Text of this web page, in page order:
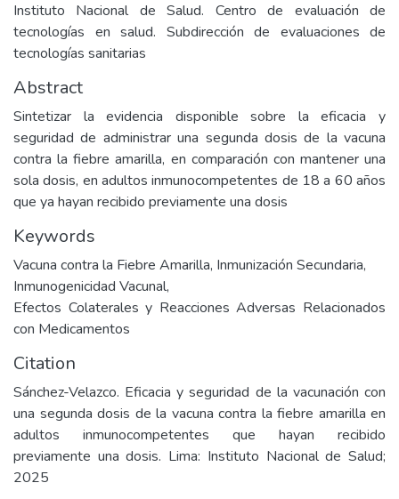
Instituto Nacional de Salud. Centro de evaluación de
tecnologías en salud. Subdirección de evaluaciones de
tecnologías sanitarias
Abstract
Sintetizar la evidencia disponible sobre la eficacia y
seguridad de administrar una segunda dosis de la vacuna
contra la fiebre amarilla, en comparación con mantener una
sola dosis, en adultos inmunocompetentes de 18 a 60 años
que ya hayan recibido previamente una dosis
Keywords
Vacuna contra la Fiebre Amarilla, Inmunización Secundaria,
Inmunogenicidad Vacunal,
Efectos Colaterales y Reacciones Adversas Relacionados
con Medicamentos
Citation
Sánchez-Velazco. Eficacia y seguridad de la vacunación con
una segunda dosis de la vacuna contra la fiebre amarilla en
adultos inmunocompetentes que hayan recibido
previamente una dosis. Lima: Instituto Nacional de Salud;
2025